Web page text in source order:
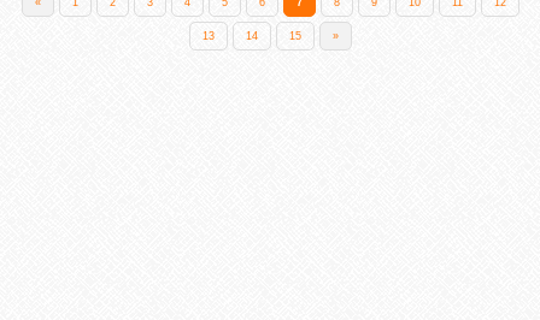
13 14 15 »